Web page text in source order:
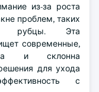
из-за роста
проблем, таких
и рубцы. Эта
современные,
и склонна
для ухода
с